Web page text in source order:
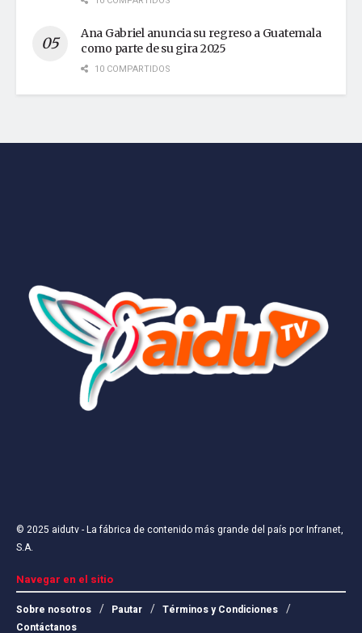
Ana Gabriel anuncia su regreso a Guatemala
como parte de su gira 2025
10 COMPARTIDOS
© 2025 aidutv- La fábrica de contenido más grande del país porInfranet,
S.A.
Navegar en el sitio
Sobre nosotros Pautar
Términos y Condiciones
Contáctanos